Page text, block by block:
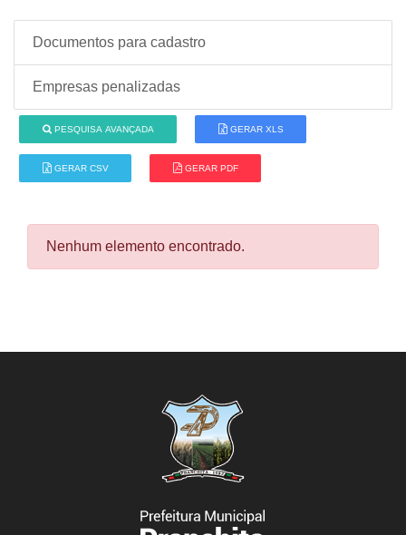
Documentos para cadastro
Empresas penalizadas
PESQUISA AVANÇADA GERAR XLS
GERAR CSV GERAR PDF
Nenhum elemento encontrado.